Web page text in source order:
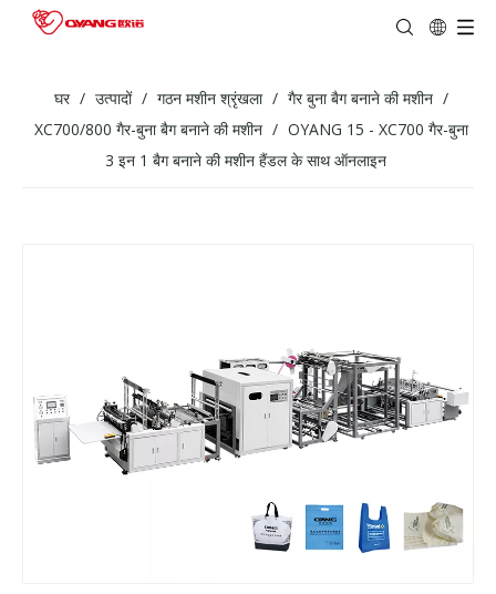
घर / उत्पादों / गठन मशीन श्रृंखला / गैर बुना बैग बनाने की मशीन /
XC700/800 गैर-बुना बैग बनाने की मशीन / OYANG 15 - XC700 गैर-बुना
3 इन 1 बैग बनाने की मशीन हैंडल के साथ ऑनलाइन